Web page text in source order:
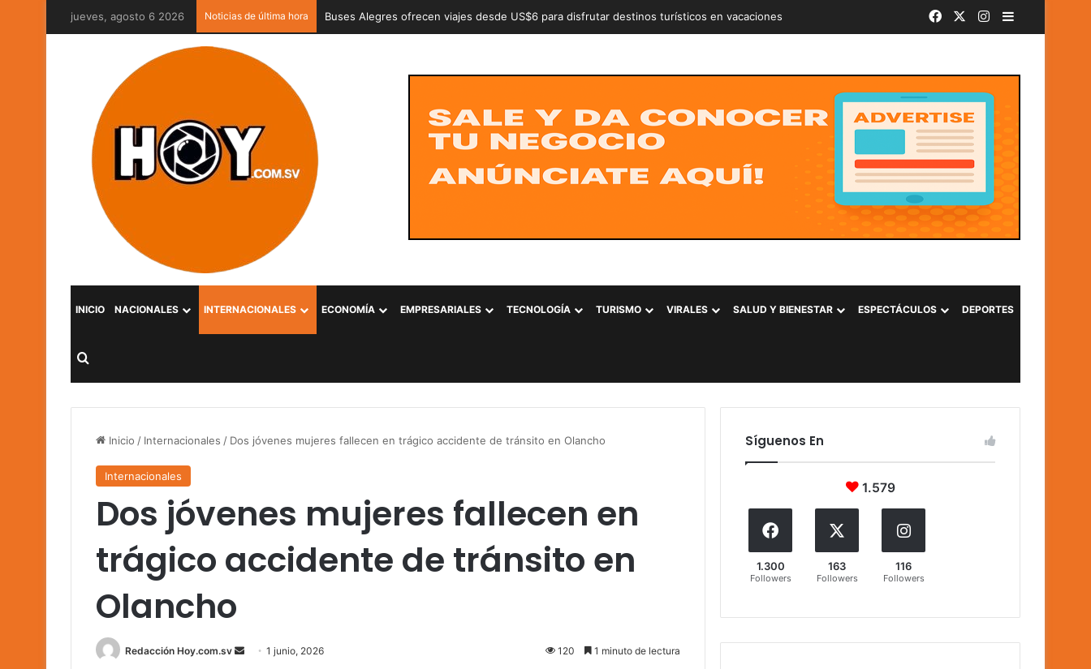
jueves, agosto 6 2026 Noticias de última hora Capturan a dos adolescentes señalados de intentar conformar la estructura criminal «Ántrax» en Lourdes, Colón FacebookInstagram
Barra lateral
INICIO NACIONALES INTERNACIONALES ECONOMÍA EMPRESARIALES TECNOLOGÍA TURISMO VIRALES SALUD Y BIENESTAR ESPECTÁCULOS DEPORTES
Buscar por
Inicio / Internacionales / Dos jóvenes mujeres fallecen en trágico accidente de tránsito en Olancho
Internacionales
Dos jóvenes mujeres fallecen en
trágico accidente de tránsito en
Olancho
Redacción Hoy.com.sv
Send1 junio, 2026 120 1 minuto de lectura
Síguenos En
1.579
1.300
Followers
163
Followers
116
Followers